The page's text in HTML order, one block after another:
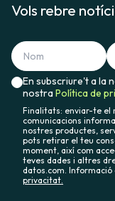
Vols rebre
En subscriure't a la
nostraPolítica de
Finalitats: enviar-te el
comunicacions
nostres productes,
pots retirar el teu
moment, així com
teves dades i altres
datos.com. Informació
privacitat.